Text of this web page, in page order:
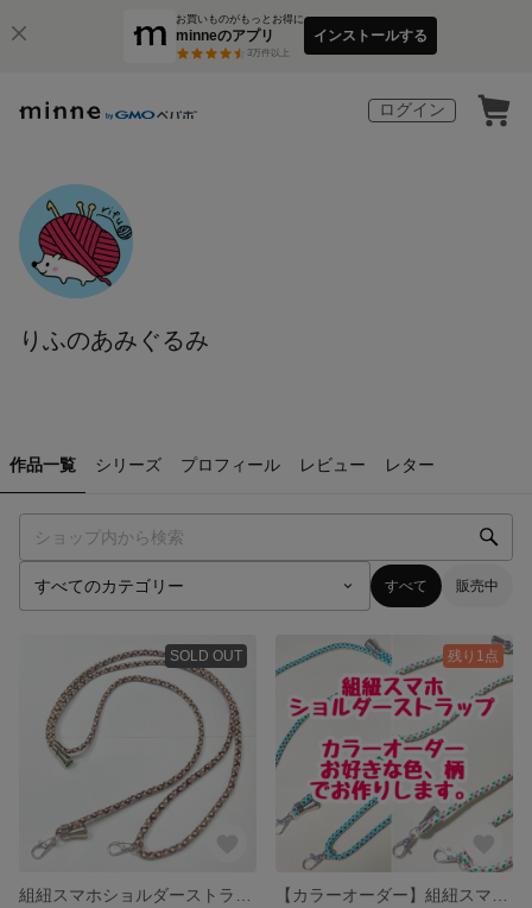
お買いものがもっとお得に
minneのアプリ
3万件以上
インストールする
ログイン
りふのあみぐるみ
作品一覧 シリーズ プロフィール レビュー レター
すべて 販売中
SOLD OUT 残り1点